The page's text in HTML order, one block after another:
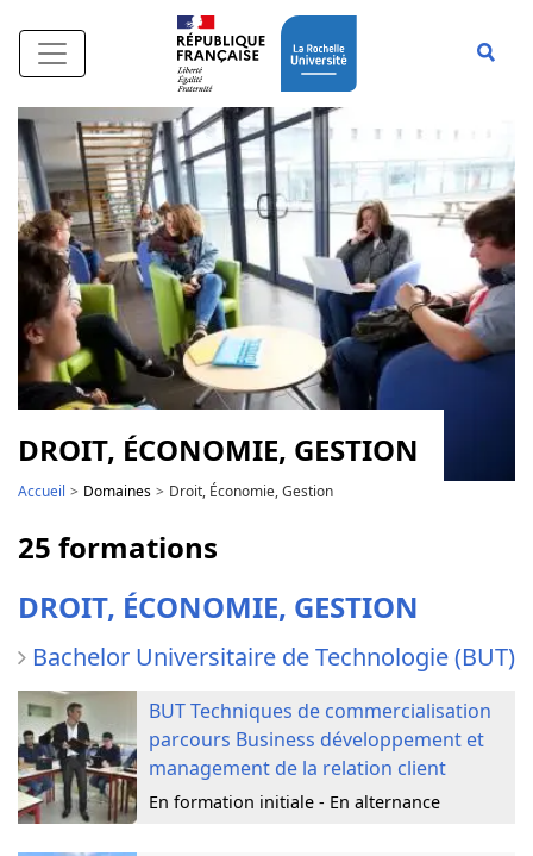
Aller au contenu principal
DROIT, ÉCONOMIE, GESTION
Accueil Domaines Droit, Économie, Gestion
25 formations
DROIT, ÉCONOMIE, GESTION
Bachelor Universitaire de Technologie (BUT)
BUT Techniques de commercialisation
parcours Business développement et
management de la relation client
En formation initiale - En alternance